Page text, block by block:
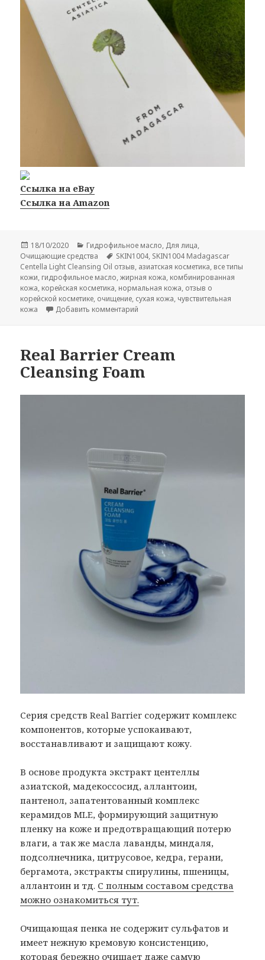
Ссылка на eBay
Ссылка на Amazon
Опубликовано
18/10/2020 Рубрики
Гидрофильное масло, Для лица,
Очищающие средства
Метки
SKIN1004, SKIN1004 Madagascar
Centella Light Cleansing Oil отзыв, азиатская косметика, все типы
кожи, гидрофильное масло,жирная кожа, комбинированная
кожа, корейская косметика, нормальная кожа, отзыв о
корейской косметике, очищение, сухая кожа, чувствительная
кожа
Добавить комментарий
Real Barrier Cream
Cleansing Foam
Серия средств Real Barrier содержит комплекс
компонентов, которые успокаивают,
восстанавливают и защищают кожу.
В основе продукта экстракт центеллы
азиатской, мадекоссосид, аллантоин,
пантенол, запатентованный комплекс
керамидов MLE, формирующий защитную
пленку на коже и предотвращающий потерю
влаги, а так же масла лаванды, миндаля,
подсолнечника, цитрусовое, кедра, герани,
бергамота, экстракты спирулины, пшеницы,
аллантоин и тд. С полным составом средства
можно ознакомиться тут.
Очищающая пенка не содержит сульфатов и
имеет нежную кремовую консистенцию,
которая бережно очищает даже самую